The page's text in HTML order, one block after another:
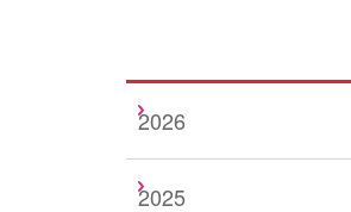
2026
2025